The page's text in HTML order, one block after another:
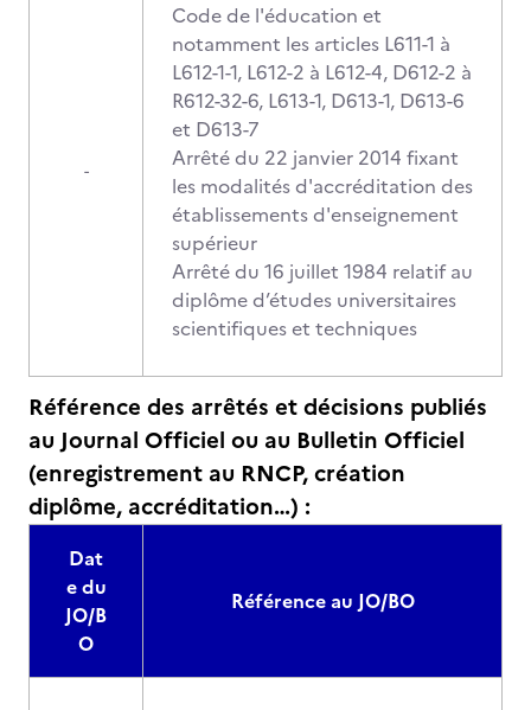
-
Code de l'éducation et
notamment les articles L611-1 à
L612-1-1, L612-2 à L612-4, D612-2 à
R612-32-6, L613-1, D613-1, D613-6
et D613-7
Arrêté du 22 janvier 2014 fixant
les modalités d'accréditation des
établissements d'enseignement
supérieur
Arrêté du 16 juillet 1984 relatif au
diplôme d’études universitaires
scientifiques et techniques
Référence des arrêtés et décisions publiés
au Journal Officiel ou au Bulletin Officiel
(enregistrement au RNCP, création
diplôme, accréditation…) :
Dat
e du
JO/B
O
Référence au JO/BO